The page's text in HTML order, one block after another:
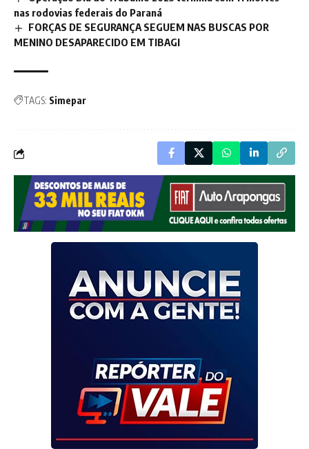
nas rodovias federais do Paraná
FORÇAS DE SEGURANÇA SEGUEM NAS BUSCAS POR
MENINO DESAPARECIDO EM TIBAGI
TAGS: Simepar